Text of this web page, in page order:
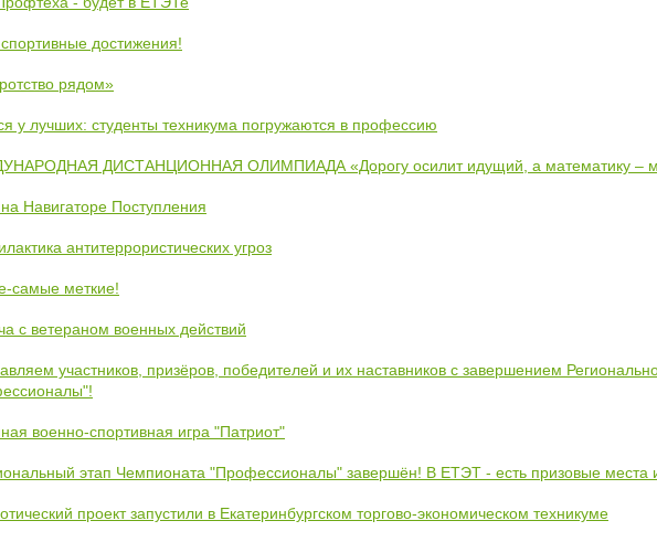
достижения!
рядом»
у лучших: студенты техникума погружаются в профессию
ДИСТАНЦИОННАЯ ОЛИМПИАДА «Дорогу осилит идущий, а математику –
Навигаторе Поступления
антитеррористических угроз
самые меткие!
с ветераном военных действий
участников, призёров, победителей и их наставников с завершением
военно-спортивная игра "Патриот"
этап Чемпионата "Профессионалы" завершён! В ЕТЭТ - есть призовые места
проект запустили в Екатеринбургском торгово-экономическом техникуме